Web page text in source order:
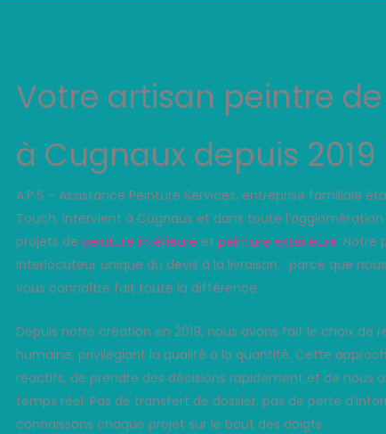
Votre artisan peintre
à Cugnaux depuis 2019
A.P.S – Assistance Peinture Services, entreprise familiale
Touch, intervient à Cugnaux et dans toute
projets de peinture intérieure et peinture extérieure. Notre
interlocuteur unique du devis à la livraison… parce que
vous connaître fait toute la différence.
Depuis notre création en 2019, nous avons fait le choix de
humaine, privilégiant la qualité à la quantité. Cette
réactifs, de prendre des décisions rapidement et de nous
temps réel. Pas de transfert de dossier, pas de perte
connaissons chaque projet sur le bout des doigts.